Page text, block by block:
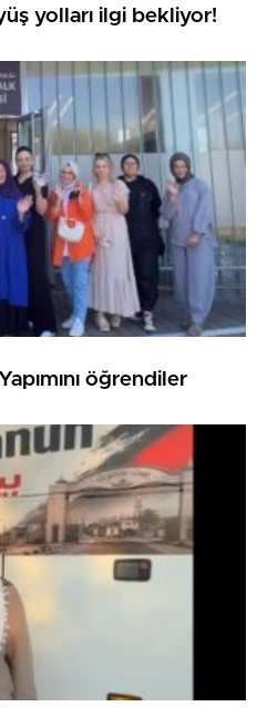
yolları ilgi bekliyor!
öğrendiler